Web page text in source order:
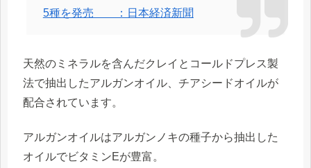
5種を発売 ：日本経済新聞
天然のミネラルを含んだクレイとコールドプレス製
法で抽出したアルガンオイル、チアシードオイルが
配合されています。
アルガンオイルはアルガンノキの種子から抽出した
オイルでビタミンEが豊富。